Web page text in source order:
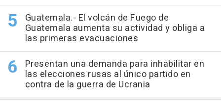
Guatemala.- El volcán de Fuego de
Guatemala aumenta su actividad y obliga a
las primeras evacuaciones
Presentan una demanda para inhabilitar en
las elecciones rusas al único partido en
contra de la guerra de Ucrania